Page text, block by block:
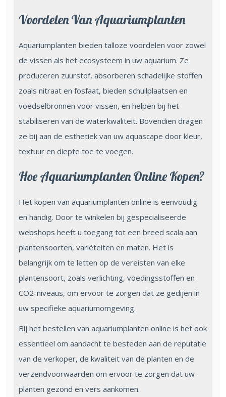
Voordelen Van Aquariumplanten
Aquariumplanten bieden talloze voordelen voor zowel
de vissen als het ecosysteem in uw aquarium. Ze
produceren zuurstof, absorberen schadelijke stoffen
zoals nitraat en fosfaat, bieden schuilplaatsen en
voedselbronnen voor vissen, en helpen bij het
stabiliseren van de waterkwaliteit. Bovendien dragen
ze bij aan de esthetiek van uw aquascape door kleur,
textuur en diepte toe te voegen.
Hoe Aquariumplanten Online Kopen?
Het kopen van aquariumplanten online is eenvoudig
en handig. Door te winkelen bij gespecialiseerde
webshops heeft u toegang tot een breed scala aan
plantensoorten, variëteiten en maten. Het is
belangrijk om te letten op de vereisten van elke
plantensoort, zoals verlichting, voedingsstoffen en
CO2-niveaus, om ervoor te zorgen dat ze gedijen in
uw specifieke aquariumomgeving.
Bij het bestellen van aquariumplanten online is het ook
essentieel om aandacht te besteden aan de reputatie
van de verkoper, de kwaliteit van de planten en de
verzendvoorwaarden om ervoor te zorgen dat uw
planten gezond en vers aankomen.